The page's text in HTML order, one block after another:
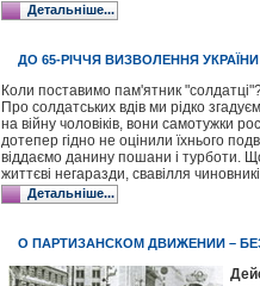
Детальніше...
ДО 65-РІЧЧЯ ВИЗВОЛЕННЯ
Коли поставимо пам'ятник
Про солдатських вдів ми рідко
на війну чоловіків, вони самотужки
дотепер гідно не оцінили їхнього
віддаємо данину пошани і турботи.
життєві негаразди, свавілля
Детальніше...
О ПАРТИЗАНСКОМ ДВИЖЕНИИ –